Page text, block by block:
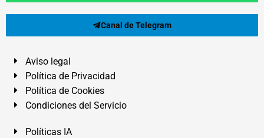
Canal de Telegram
Aviso legal
Política de Privacidad
Política de Cookies
Condiciones del Servicio
Políticas IA